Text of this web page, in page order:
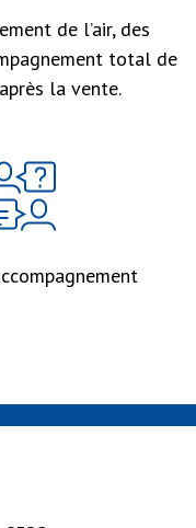
de l’air, des
total de
la vente.